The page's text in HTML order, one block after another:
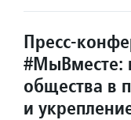
Пресс-
#МыВместе:
общества в
и